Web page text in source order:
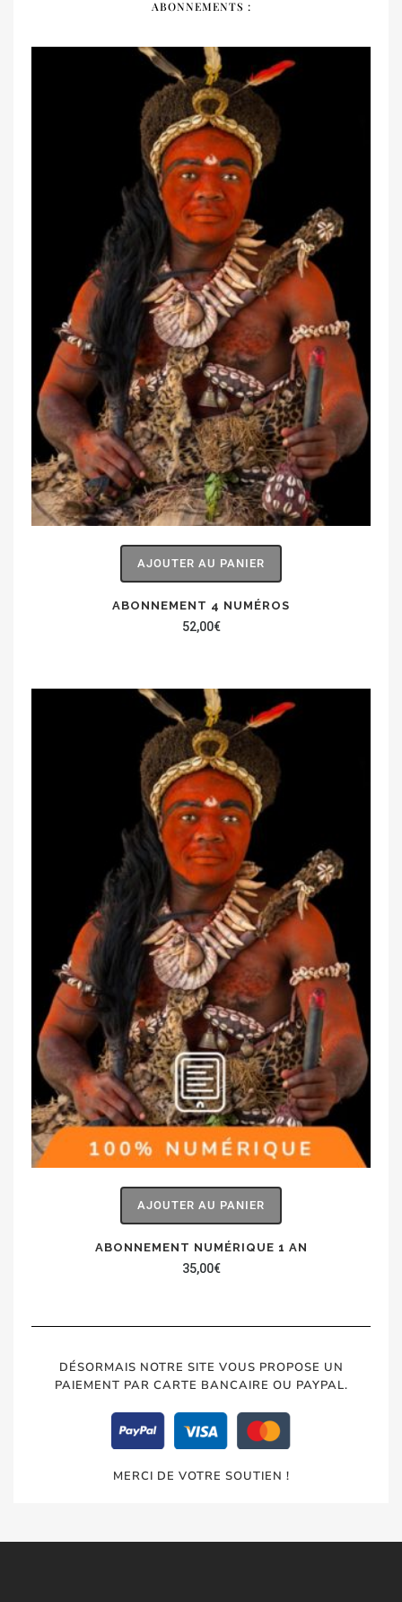
ABONNEMENTS :
AJOUTER AU PANIER
ABONNEMENT 4 NUMÉROS
52,00€
AJOUTER AU PANIER
ABONNEMENT NUMÉRIQUE 1 AN
35,00€
DÉSORMAIS NOTRE SITE VOUS PROPOSE UN
PAIEMENT PAR CARTE BANCAIRE OU PAYPAL.
MERCI DE VOTRE SOUTIEN !